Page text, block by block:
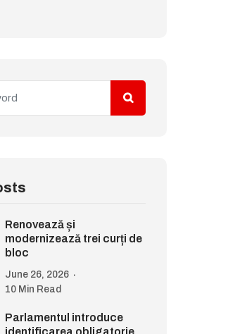
Renovează și
modernizează trei curți de
bloc
June 26, 2026
10 Min Read
Parlamentul introduce
identificarea obligatorie